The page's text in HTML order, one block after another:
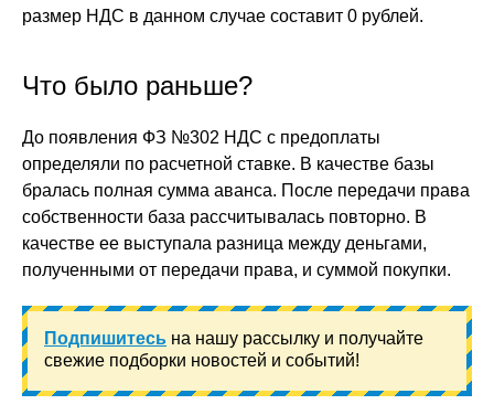
размер НДС в данном случае составит 0 рублей.
Что было раньше?
До появления ФЗ №302 НДС с предоплаты
определяли по расчетной ставке. В качестве базы
бралась полная сумма аванса. После передачи права
собственности база рассчитывалась повторно. В
качестве ее выступала разница между деньгами,
полученными от передачи права, и суммой покупки.
Подпишитесь на нашу рассылку и получайте
свежие подборки новостей и событий!